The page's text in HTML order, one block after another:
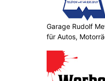
Garage Rudolf
für Autos,